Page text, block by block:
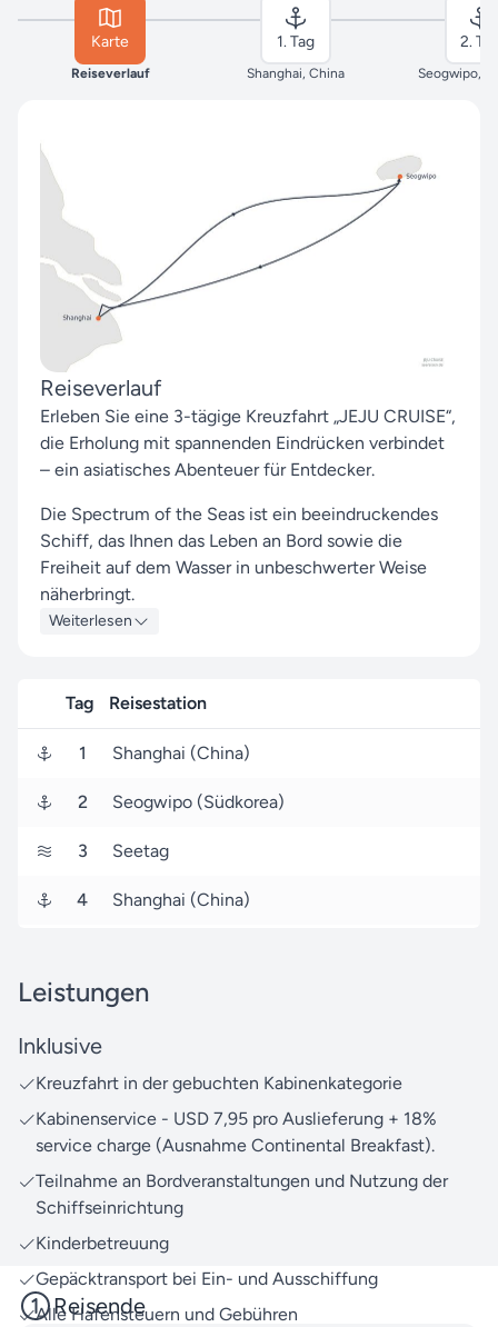
Karte
Reiseverlauf
1. Tag
Shanghai, China
2.
Seogwipo,
Reiseverlauf
Erleben Sie eine 3-tägige Kreuzfahrt „JEJU CRUISE“,
die Erholung mit spannenden Eindrücken verbindet
– ein asiatisches Abenteuer für Entdecker.
Die Spectrum of the Seas ist ein beeindruckendes
Schiff, das Ihnen das Leben an Bord sowie die
Freiheit auf dem Wasser in unbeschwerter Weise
näherbringt.
{{{routePortName3}}}, wo Sie die lokale Atmosphäre
und das lebendige Treiben vor Ort hautnah erleben
können.
Von Shanghai (China) aus starten Sie am 24.
September 2027 und erreichen nach drei Tagen den
Zielhafen Shanghai (China), wo Ihre Reise endet.
Seereisen.de ist Ihr zuverlässiger Partner, um Ihre
Reise mit Royal Caribbean International zu einem
Qualität steht.
Nutzen Sie unsere
entdecken.
Unser Team von Reiseexperten steht Ihnen gern bei
Buchungen oder anderen Anliegen – zögern Sie
nicht, uns jederzeit zu
Vorfreude und lassen Sie uns gemeinsam Ihre
Traumreise verwirklichen.
Weiterlesen
Tag Reisestation
1 Shanghai (China)
2 Seogwipo (Südkorea)
3 Seetag
4 Shanghai (China)
Leistungen
Inklusive
Kreuzfahrt in der gebuchten Kabinenkategorie
Kabinenservice - USD 7,95 pro Auslieferung + 18%
service charge (Ausnahme Continental Breakfast).
Teilnahme an Bordveranstaltungen und Nutzung der
Schiffseinrichtung
Kinderbetreuung
Gepäcktransport bei Ein- und Ausschiffung
Alle Hafensteuern und Gebühren
Reisende